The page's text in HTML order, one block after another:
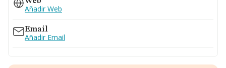
Añadir Web
Email
Añadir Email